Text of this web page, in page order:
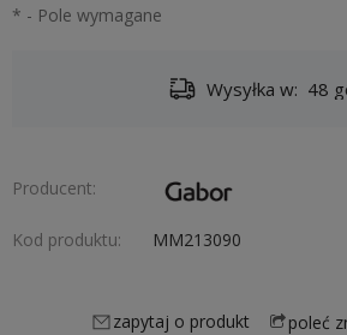
* - Pole wymagane
Wysyłka w: 48
Producent:
Kod produktu: MM213090
zapytaj o produkt poleć